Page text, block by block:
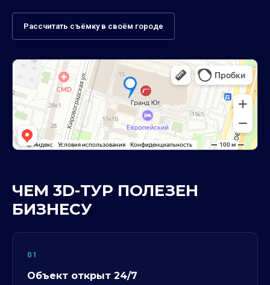
Рассчитать съёмку в своём городе
ЧЕМ 3D-ТУР ПОЛЕЗЕН
БИЗНЕСУ
01
Объект открыт 24/7